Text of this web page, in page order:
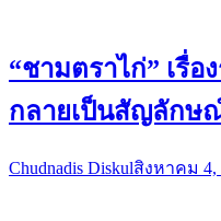
“ชามตราไก่” เรื่อ
กลายเป็นสัญลักษ
Chudnadis Diskulสิงหาคม 4,